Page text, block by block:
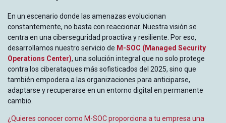
En un escenario donde las amenazas evolucionan
constantemente, no basta con reaccionar. Nuestra visión se
centra en una ciberseguridad proactiva y resiliente. Por eso,
desarrollamos nuestro servicio de M-SOC (Managed Security
Operations Center), una solución integral que no solo protege
contra los ciberataques más sofisticados del 2025, sino que
también empodera a las organizaciones para anticiparse,
adaptarse y recuperarse en un entorno digital en permanente
cambio.
¿Quieres conocer como M-SOC proporciona a tu empresa una